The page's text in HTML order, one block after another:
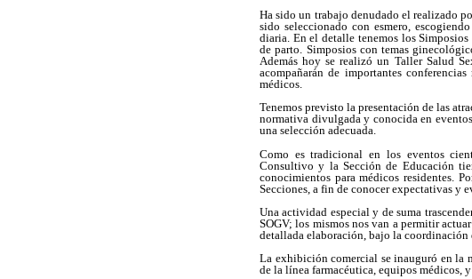
Ha sido un trabajo denudado el realizado
sido seleccionado con esmero,
diaria. En el detalle tenemos los
de parto. Simposios con temas
Además hoy se realizó un Taller Salud
acompañarán de importantes
médicos.
Tenemos previsto la presentación de las
normativa divulgada y conocida en
una selección adecuada.
Como es tradicional en los eventos
Consultivo y la Sección de Educación
conocimientos para médicos residentes.
Secciones, a fin de conocer expectativas y
Una actividad especial y de suma
SOGV; los mismos nos van a permitir
detallada elaboración, bajo la coordinación
La exhibición comercial se inauguró en la
de la línea farmacéutica, equipos médicos, y